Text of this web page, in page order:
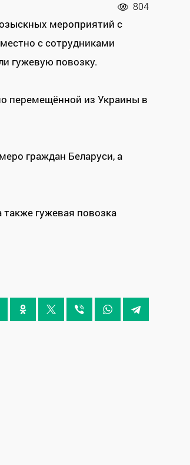
804
мероприятий с
с сотрудниками
гужевую повозку.
перемещённой из Украины в
граждан Беларуси, а
гужевая повозка